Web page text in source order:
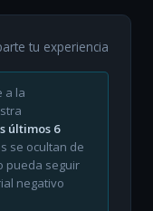
tu experiencia
a la
últimos 6
se ocultan de
pueda seguir
negativo